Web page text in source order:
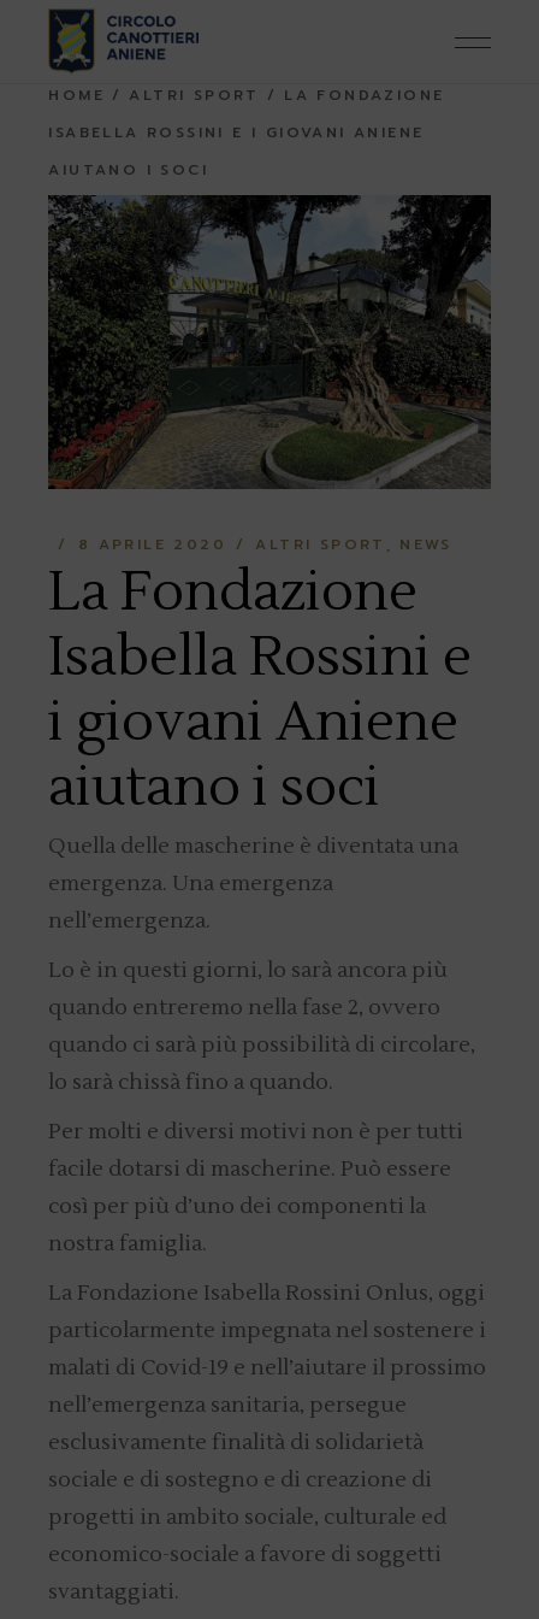
content
HOME ALTRI SPORT
LA FONDAZIONE
ISABELLA ROSSINI E I GIOVANI ANIENE
AIUTANO I SOCI
8 APRILE 2020 ALTRI SPORT NEWS
La Fondazione
Isabella Rossini e
i giovani Aniene
aiutano i soci
Quella delle mascherine è diventata una
emergenza. Una emergenza
nell’emergenza.
Lo è in questi giorni, lo sarà ancora più
quando entreremo nella fase 2, ovvero
quando ci sarà più possibilità di circolare,
lo sarà chissà fino a quando.
Per molti e diversi motivi non è per tutti
facile dotarsi di mascherine. Può essere
così per più d’uno dei componenti la
nostra famiglia.
La Fondazione Isabella Rossini Onlus, oggi
particolarmente impegnata nel sostenere i
malati di Covid-19 e nell’aiutare il prossimo
nell’emergenza sanitaria, persegue
esclusivamente finalità di solidarietà
sociale e di sostegno e di creazione di
progetti in ambito sociale, culturale ed
economico-sociale a favore di soggetti
svantaggiati.